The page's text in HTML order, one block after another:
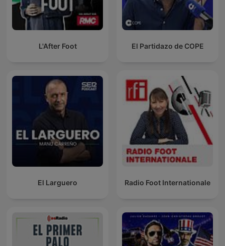
L'After Foot El Partidazo de COPE
El Larguero Radio Foot Internationale